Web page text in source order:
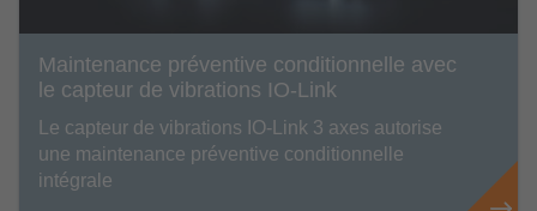
Maintenance préventive conditionnelle avec
le capteur de vibrations IO-Link
Le capteur de vibrations IO-Link 3 axes autorise
une maintenance préventive conditionnelle
intégrale